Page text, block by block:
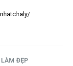
ĐẸP